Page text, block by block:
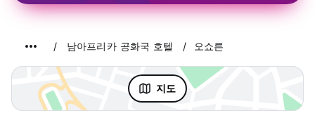
남아프리카 공화국 호텔 오쇼른
지도